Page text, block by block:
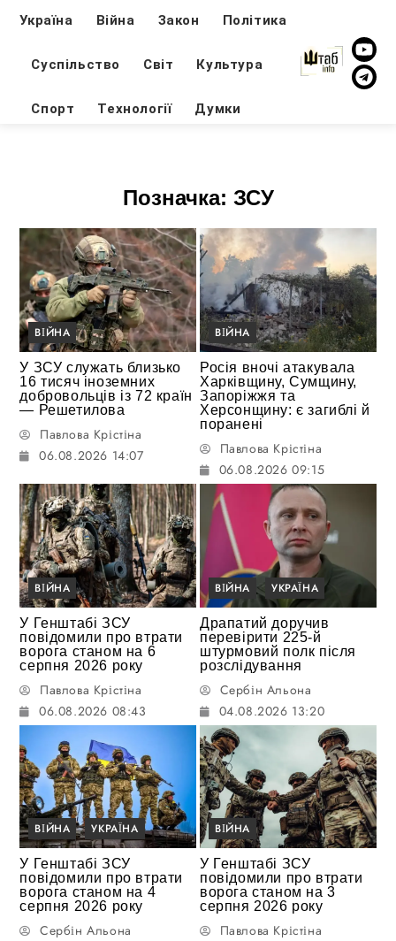
Україна Війна Закон Політика
Суспільство Світ Культура
Спорт Технології Думки
Позначка: ЗСУ
ВІЙНА
У ЗСУ служать близько
16 тисяч іноземних
добровольців із 72 країн
— Решетилова
Павлова Крістіна
06.08.2026 14:07
ВІЙНА
Росія вночі атакувала
Харківщину, Сумщину,
Запоріжжя та
Херсонщину: є загиблі й
поранені
Павлова Крістіна
06.08.2026 09:15
ВІЙНА
У Генштабі ЗСУ
повідомили про втрати
ворога станом на 6
серпня 2026 року
Павлова Крістіна
06.08.2026 08:43
ВІЙНА УКРАЇНА
Драпатий доручив
перевірити 225-й
штурмовий полк після
розслідування
Сербін Альона
04.08.2026 13:20
ВІЙНА УКРАЇНА
У Генштабі ЗСУ
повідомили про втрати
ворога станом на 4
серпня 2026 року
Сербін Альона
ВІЙНА
У Генштабі ЗСУ
повідомили про втрати
ворога станом на 3
серпня 2026 року
Павлова Крістіна